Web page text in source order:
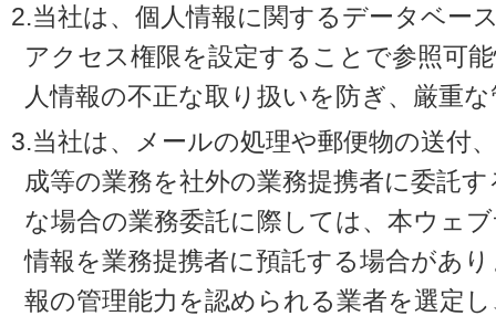
2.当社は、個人情報に関するデータベー
アクセス権限を設定することで参照可
人情報の不正な取り扱いを防ぎ、厳重
3.当社は、メールの処理や郵便物の送付
成等の業務を社外の業務提携者に委託
な場合の業務委託に際しては、本ウェ
情報を業務提携者に預託する場合があ
報の管理能力を認められる業者を選定